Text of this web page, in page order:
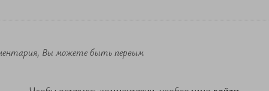
Вы можете быть первым